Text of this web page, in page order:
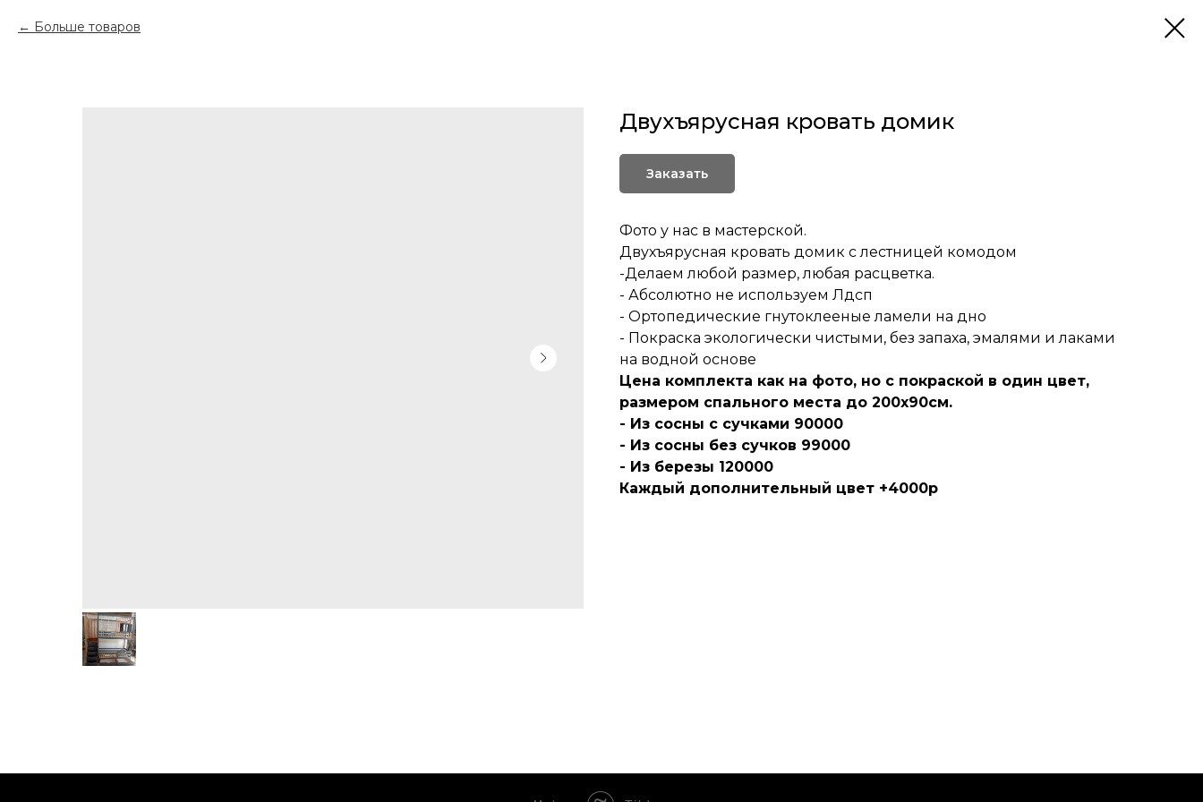
Больше товаров
Двухъярусная кровать домик
Заказать
Фото у нас в мастерской.
Двухъярусная кровать домик с лестницей комодом
-Делаем любой размер, любая расцветка.
- Абсолютно не используем Лдсп
- Ортопедические гнутоклееные ламели на дно
- Покраска экологически чистыми, без запаха, эмалями и лаками
на водной основе
Цена комплекта как на фото, но с покраской в один цвет,
размером спального места до 200х90см.
- Из сосны с сучками 90000
- Из сосны без сучков 99000
- Из березы 120000
Каждый дополнительный цвет +4000р